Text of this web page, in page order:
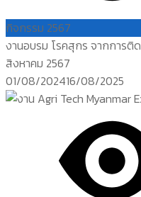
กิจกรรม 2567
งานอบรม โรคสุกร จากการติด
สิงหาคม 2567
Posted
on
01/08/202416/08/2025